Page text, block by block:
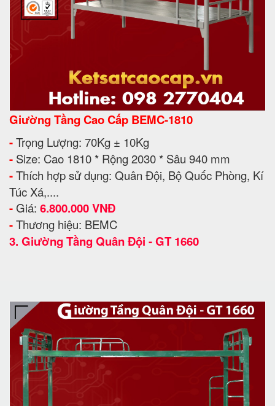
Giường Tầng Cao Cấp BEMC-1810
-Trọng Lượng: 70Kg ± 10Kg
- Size: Cao 1810 * Rộng 2030 * Sâu 940 mm
-Thích hợp sử dụng: Quân Đội, Bộ Quốc Phòng, Kí
Túc Xá,....
- Giá: 6.800.000 VNĐ
-Thương hiệu: BEMC
3. Giường Tầng Quân Đội - GT 1660